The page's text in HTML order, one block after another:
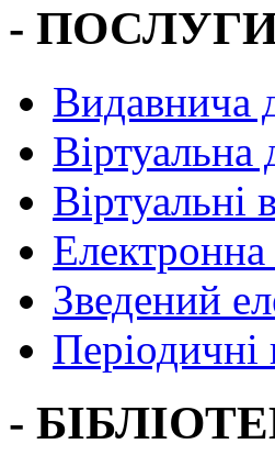
-
Видавнича
Віртуальна
Віртуальні
Зведений
Періодичні
-